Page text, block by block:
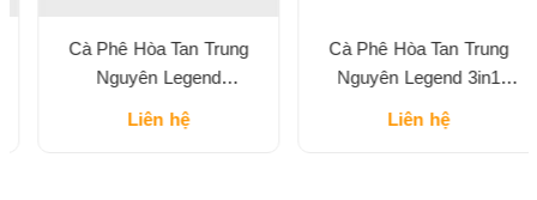
Cà Phê Hòa Tan Trung
Nguyên Legend
Liên hệ
Cà Phê Hòa Tan Trung
Nguyên Legend 3in1
Liên hệ